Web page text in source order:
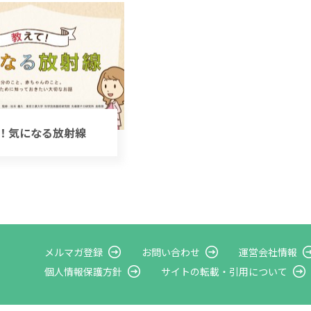
気になる放射線
メルマガ登録 お問い合わせ
運営会社情報
個人情報保護方針
サイトの転載・ 引用について